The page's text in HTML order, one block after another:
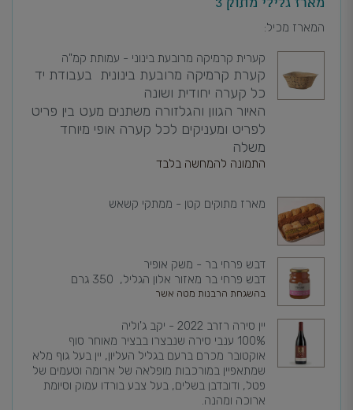
מארז גלילי מתוק 3
המארז מכיל:
קערית קרמיקה מרובעת בינוני - עמותת קמ"ה
קערת קרמיקה מרובעת בינונית בעבודת יד
כל קערה יחודית ושונה
האיור הגוון והגלזורה משתנים מעט בין פריט
לפריט ומעניקים לכל קערה אופי מיוחד
משלה
התמונה להמחשה בלבד
מארז מתוקים קטן - ממתקי קשאש
דבש פרחי בר - משק אופיר
דבש פרחי בר מאזור אלון הגליל, 350 גרם
בהשגחת הרבנות מטה אשר
יין סירה רזרב 2022 - יקב ג'וליה
100% ענבי סירה שנבצרו בבציר מאוחר סוף
אוקטובר מכרם ברעם בגליל העליון, יין בעל גוף מלא
שמתאפיין במורכבות מופלאה של ארומה וטעמים של
פטל, ודובדבן בשלים, בעל צבע בורדו עמוק וסיומת
ארוכה ומהנה.